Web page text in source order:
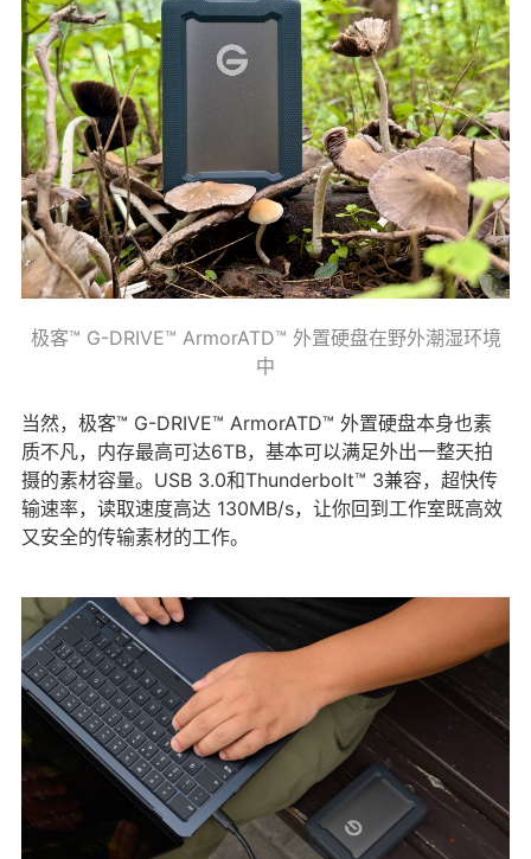
极客™ G-DRIVE™ ArmorATD™ 外置硬盘在野外潮湿环境
中
当然，极客™ G-DRIVE™ ArmorATD™ 外置硬盘本身也素
质不凡，内存最高可达6TB，基本可以满足外出一整天拍
摄的素材容量。USB 3.0和Thunderbolt™ 3兼容，超快传
输速率，读取速度高达 130MB/s，让你回到工作室既高效
又安全的传输素材的工作。